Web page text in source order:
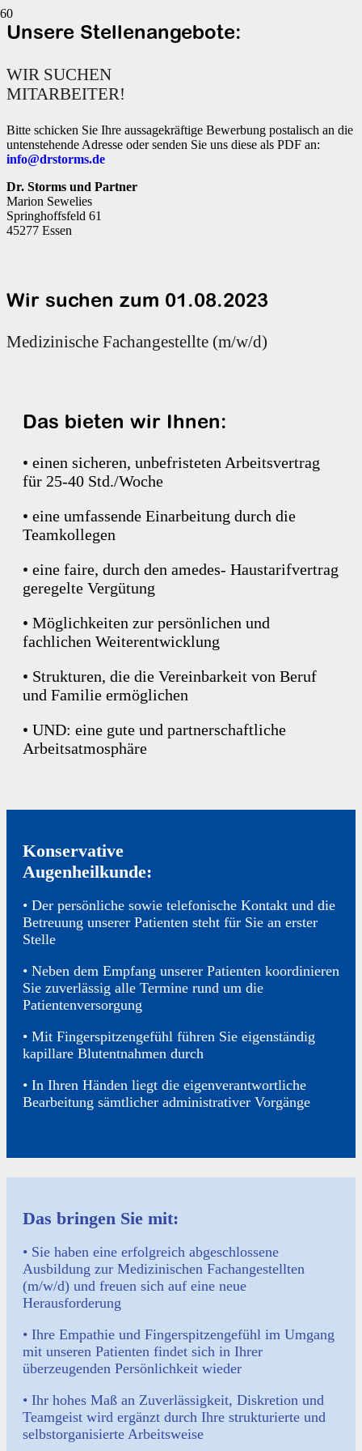
Unsere Stellenangebote:
WIR SUCHEN
MITARBEITER!
Bitte schicken Sie Ihre aussagekräftige Bewerbung postalisch an die
untenstehende Adresse oder senden Sie uns diese als PDF an:
info@drstorms.de
Dr. Storms und Partner
Marion Sewelies
Springhoffsfeld 61
45277 Essen
Wir suchen zum 01.08.2023
Medizinische Fachangestellte (m/w/d)
Das bieten wir Ihnen:
• einen sicheren, unbefristeten Arbeitsvertrag
für 25-40 Std./Woche
• eine umfassende Einarbeitung durch die
Teamkollegen
• eine faire, durch den amedes- Haustarifvertrag
geregelte Vergütung
• Möglichkeiten zur persönlichen und
fachlichen Weiterentwicklung
• Strukturen, die die Vereinbarkeit von Beruf
und Familie ermöglichen
• UND: eine gute und partnerschaftliche
Arbeitsatmosphäre
Konservative
Augenheilkunde:
• Der persönliche sowie telefonische Kontakt und die
Betreuung unserer Patienten steht für Sie an erster
Stelle
• Neben dem Empfang unserer Patienten koordinieren
Sie zuverlässig alle Termine rund um die
Patientenversorgung
• Mit Fingerspitzengefühl führen Sie eigenständig
kapillare Blutentnahmen durch
• In Ihren Händen liegt die eigenverantwortliche
Bearbeitung sämtlicher administrativer Vorgänge
Das bringen Sie mit:
• Sie haben eine erfolgreich abgeschlossene
Ausbildung zur Medizinischen Fachangestellten
(m/w/d) und freuen sich auf eine neue
Herausforderung
• Ihre Empathie und Fingerspitzengefühl im Umgang
mit unseren Patienten findet sich in Ihrer
überzeugenden Persönlichkeit wieder
• Ihr hohes Maß an Zuverlässigkeit, Diskretion und
Teamgeist wird ergänzt durch Ihre strukturierte und
selbstorganisierte Arbeitsweise